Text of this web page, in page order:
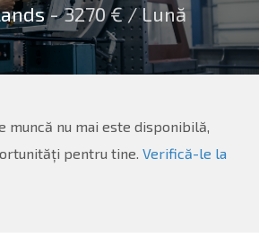
- 3270 € / Lună
muncă nu mai este disponibilă,
pentru tine. Verifică-le la